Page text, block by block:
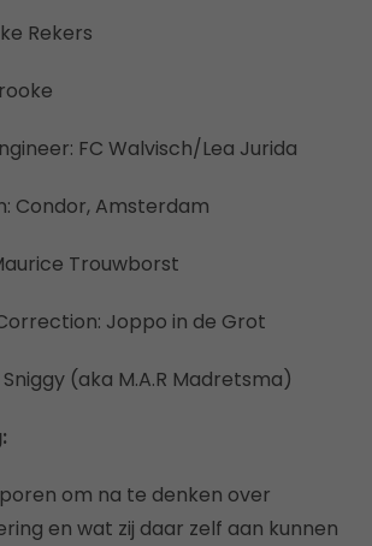
Rekers
FC Walvisch/Lea Jurida
Condor, Amsterdam
Trouwborst
Joppo in de Grot
(aka M.A.R Madretsma)
om na te denken over
en wat zij daar zelf aan kunnen